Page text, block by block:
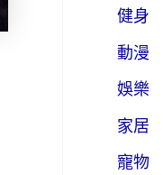
健身
動漫
娛樂
家居
寵物